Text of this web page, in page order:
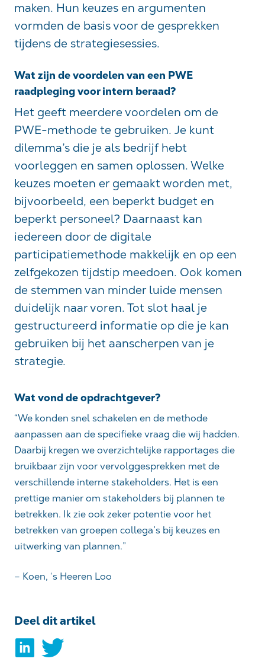
maken. Hun keuzes en argumenten
vormden de basis voor de gesprekken
tijdens de strategiesessies.
Wat zijn de voordelen van een PWE
raadpleging voor intern beraad?
Het geeft meerdere voordelen om de
PWE-methode te gebruiken. Je kunt
dilemma’s die je als bedrijf hebt
voorleggen en samen oplossen. Welke
keuzes moeten er gemaakt worden met,
bijvoorbeeld, een beperkt budget en
beperkt personeel? Daarnaast kan
iedereen door de digitale
participatiemethode makkelijk en op een
zelfgekozen tijdstip meedoen. Ook komen
de stemmen van minder luide mensen
duidelijk naar voren. Tot slot haal je
gestructureerd informatie op die je kan
gebruiken bij het aanscherpen van je
strategie.
Wat vond de opdrachtgever?
“We konden snel schakelen en de methode
aanpassen aan de specifieke vraag die wij hadden.
Daarbij kregen we overzichtelijke rapportages die
bruikbaar zijn voor vervolggesprekken met de
verschillende interne stakeholders. Het is een
prettige manier om stakeholders bij plannen te
betrekken. Ik zie ook zeker potentie voor het
betrekken van groepen collega’s bij keuzes en
uitwerking van plannen.”
– Koen, ‘s Heeren Loo
Deel dit artikel